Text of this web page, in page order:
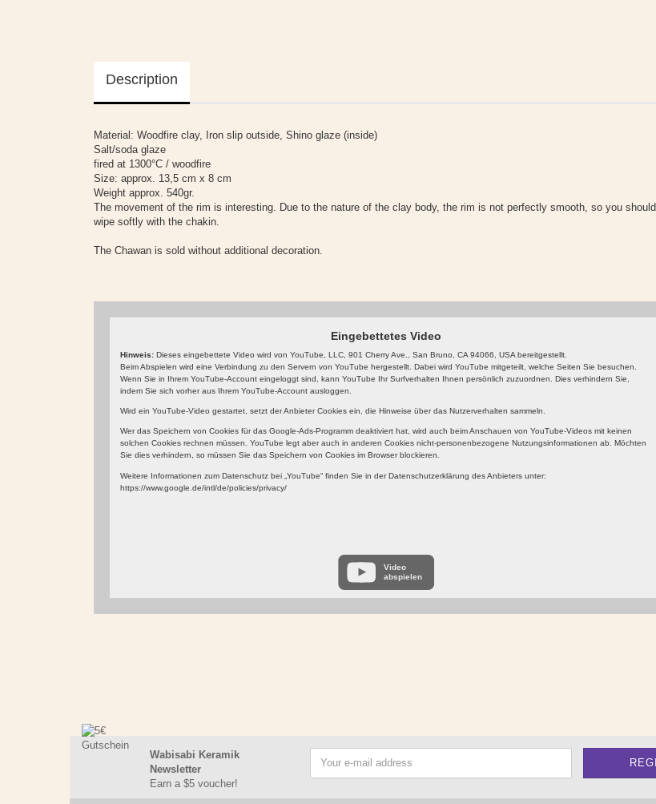
Description
Material: Woodfire clay, Iron slip outside, Shino glaze (inside)
Salt/soda glaze
fired at 1300°C / woodfire
Size: approx. 13,5 cm x 8 cm
Weight approx. 540gr.
The movement of the rim is interesting. Due to the nature of the clay body, the rim is not perfectly smooth, so you should
wipe softly with the chakin.
The Chawan is sold without additional decoration.
Eingebettetes Video
Hinweis:Dieses eingebettete Video wird von YouTube, LLC, 901 Cherry Ave., San Bruno, CA 94066, USA bereitgestellt.
Beim Abspielen wird eine Verbindung zu den Servern von YouTube hergestellt. Dabei wird YouTube mitgeteilt, welche Seiten Sie besuchen.
Wenn Sie in Ihrem YouTube-Account eingeloggt sind, kann YouTube Ihr Surfverhalten Ihnen persönlich zuzuordnen. Dies verhindern Sie,
indem Sie sich vorher aus Ihrem YouTube-Account ausloggen.
Wird ein YouTube-Video gestartet, setzt der Anbieter Cookies ein, die Hinweise über das Nutzerverhalten sammeln.
Wer das Speichern von Cookies für das Google-Ads-Programm deaktiviert hat, wird auch beim Anschauen von YouTube-Videos mit keinen
solchen Cookies rechnen müssen. YouTube legt aber auch in anderen Cookies nicht-personenbezogene Nutzungsinformationen ab. Möchten
Sie dies verhindern, so müssen Sie das Speichern von Cookies im Browser blockieren.
Weitere Informationen zum Datenschutz bei „YouTube“ finden Sie in der Datenschutzerklärung des Anbieters unter:
https://www.google.de/intl/de/policies/privacy/
Video
abspielen
Wabisabi Keramik
Newsletter
Earn a $5 voucher!